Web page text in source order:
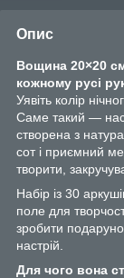
Опис
Вощина 20×20
кожному русі
Уявіть колір
Саме такий —
створена з
сот і приємний
творити,
Набір із 30
поле для
зробити
настрій.
Для чого вона